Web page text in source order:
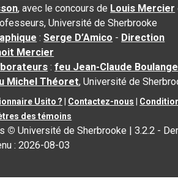
, avec le concours de Louis Mercier
Université de Sherbrooke
:Serge D’Amico - Direction
Mercier
:feu Jean-Claude
Michel Théoret, Université de
Usito ? Contactez-nous
des témoins
© Université de Sherbrooke |3.2.2 -
:2026-08-03